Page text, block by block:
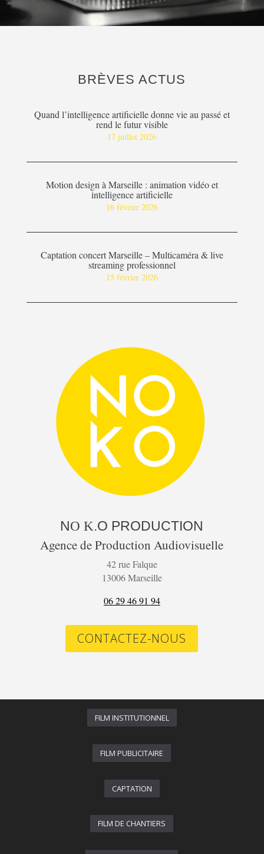
BRÈVES ACTUS
Quand l’intelligence artificielle donne vie au passé et
rend le futur visible
17 juillet 2026
Motion design à Marseille : animation vidéo et
intelligence artificielle
16 février 2026
Captation concert Marseille – Multicaméra & live
streaming professionnel
15 février 2026
NO K.O PRODUCTION
Agence de Production Audiovisuelle
42 rue Falque
13006 Marseille
06 29 46 91 94
CONTACTEZ-NOUS
FILM INSTITUTIONNEL
FILM PUBLICITAIRE
CAPTATION
FILM DE CHANTIERS